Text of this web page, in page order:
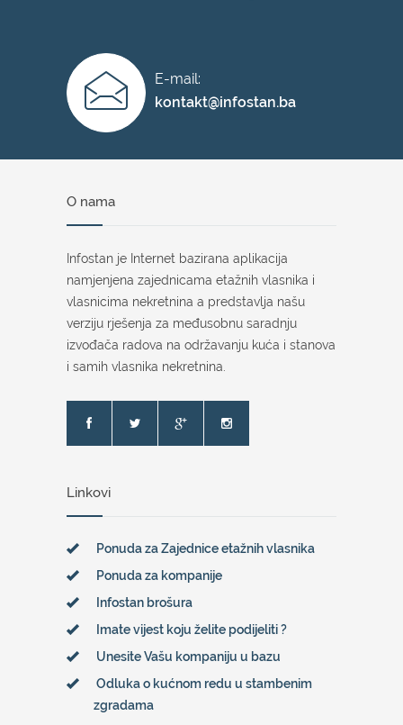
E-mail:
kontakt@infostan.ba
O nama
Infostan je Internet bazirana aplikacija
namjenjena zajednicama etažnih vlasnika i
vlasnicima nekretnina a predstavlja našu
verziju rješenja za međusobnu saradnju
izvođača radova na održavanju kuća i stanova
i samih vlasnika nekretnina.
Linkovi
Ponuda za Zajednice etažnih vlasnika
Ponuda za kompanije
Infostan brošura
Imate vijest koju želite podijeliti ?
Unesite Vašu kompaniju u bazu
Odluka o kućnom redu u stambenim
zgradama